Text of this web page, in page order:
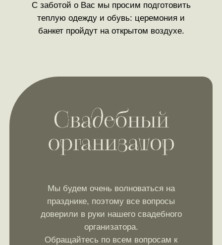
С заботой о Вас мы просим подготовить
теплую одежду и обувь: церемония и
банкет пройдут на открытом воздухе.
Мы будем очень волноваться на
празднике, поэтому все вопросы
доверили в руки нашего свадебного
организатора.
Обращайтесь по всем вопросам к